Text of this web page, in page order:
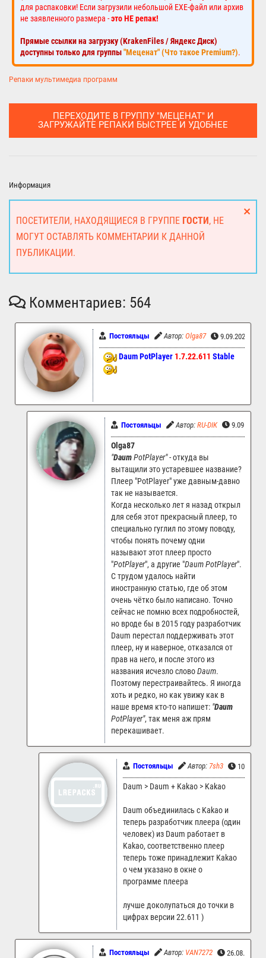
для распаковки! Если загрузили небольшой EXE-файл или архив
не заявленного размера -это НЕ репак!
Прямые ссылки на загрузку (KrakenFiles / Яндекс Диск)
доступны только для группы"Меценат" (Что такое Premium?).
Репаки мультимедиа программ
ПЕРЕХОДИТЕ В ГРУППУ "МЕЦЕНАТ" И
ЗАГРУЖАЙТЕ РЕПАКИ БЫСТРЕЕ И УДОБНЕЕ
Информация
ПОСЕТИТЕЛИ, НАХОДЯЩИЕСЯ В ГРУППЕ ГОСТИ, НЕ
МОГУТ ОСТАВЛЯТЬ КОММЕНТАРИИ К ДАННОЙ
ПУБЛИКАЦИИ.
Комментариев: 564
Постояльцы Автор: Olga87 9.09.2025
Daum PotPlayer 1.7.22.611 Stable
Постояльцы Автор: RU-DIK 9.09.2025
Olga87
"DaumPotPlayer"- откуда вы
вытащили это устаревшее название?
Плеер "PotPlayer" уже давным-давно
так не называется.
Когда несколько лет я назад открыл
для себя этот прекрасный плеер, то
специально гуглил по этому поводу,
чтобы понять почему одни
называют этот плеер просто
"PotPlayer", а другие "Daum PotPlayer".
С трудом удалось найти
иностранную статью, где об этом
очень чётко было написано. Точно
сейчас не помню всех подробностей,
но вроде бы в 2015 году разработчик
Daum перестал поддерживать этот
плеер, ну и наверное, отказался от
прав на него, и после этого из
названия исчезло словоDaum.
Поэтому перестраивайтесь. Я иногда
хоть и редко, но как увижу как в
наше время кто-то напишет: "Daum
PotPlayer", так меня аж прям
перекашивает.
Постояльцы Автор: 7sh3
Daum > Daum + Kakao > Kakao
Daum объединилась с Kakao и
теперь разработчик плеера (один
человек) из Daum работает в
Kakao, соответственно плеер
теперь тоже принадлежит Kakao
о чем указано в окне о
программе плеера
лучше доколупаться до точки в
цифрах версии 22.611 )
Постояльцы Автор: VAN7272 26.08.2025